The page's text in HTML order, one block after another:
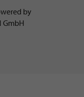
by
GmbH